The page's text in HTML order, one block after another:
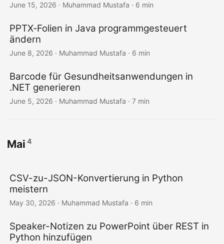
June 15, 2026 · Muhammad Mustafa · 6 min
PPTX‑Folien in Java programmgesteuert
ändern
June 8, 2026 · Muhammad Mustafa · 6 min
Barcode für Gesundheitsanwendungen in
.NET generieren
June 5, 2026 · Muhammad Mustafa · 7 min
Mai 4
CSV-zu-JSON-Konvertierung in Python
meistern
May 30, 2026 · Muhammad Mustafa · 6 min
Speaker-Notizen zu PowerPoint über REST in
Python hinzufügen